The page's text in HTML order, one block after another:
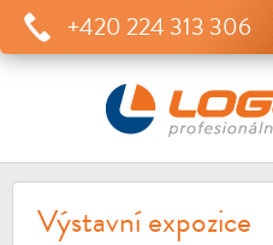
+420 224 313 306
Výstavní expozice